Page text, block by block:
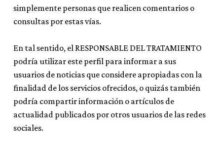
simplemente personas que realicen comentarios o
consultas por estas vías.
En tal sentido, el RESPONSABLE DEL TRATAMIENTO
podría utilizar este perfil para informar a sus
usuarios de noticias que considere apropiadas con la
finalidad de los servicios ofrecidos, o quizás también
podría compartir información o artículos de
actualidad publicados por otros usuarios de las redes
sociales.